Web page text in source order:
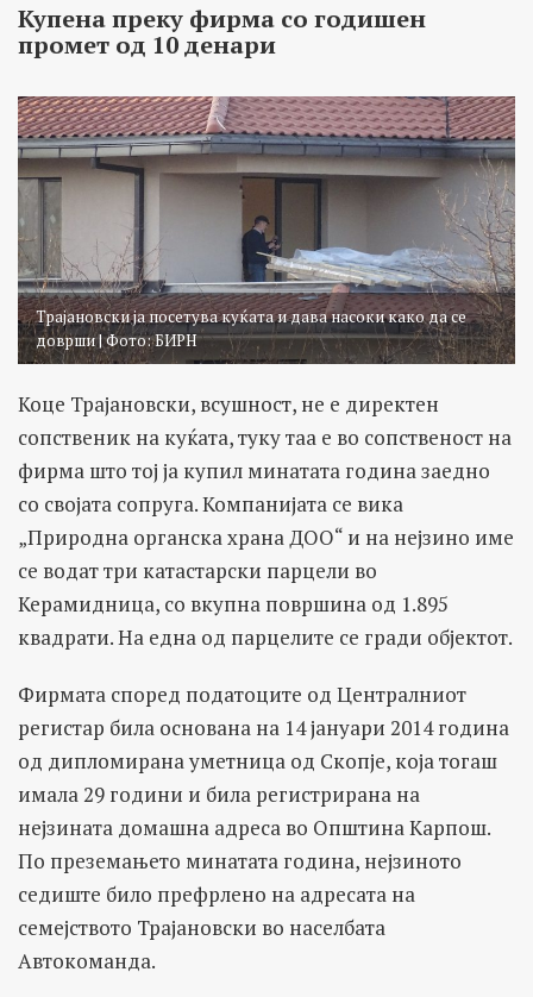
Купена преку фирма со годишен
промет од 10 денари
Трајановски ја посетува куќата и дава насоки како да се
доврши | Фото: БИРН
Коце Трајановски, всушност, не е директен
сопственик на куќата, туку таа е во сопственост на
фирма што тој ја купил минатата година заедно
со својата сопруга. Компанијата се вика
„Природна органска храна ДОО“ и на нејзино име
се водат три катастарски парцели во
Керамидница, со вкупна површина од 1.895
квадрати. На една од парцелите се гради објектот.
Фирмата според податоците од Централниот
регистар била основана на 14 јануари 2014 година
од дипломирана уметница од Скопје, која тогаш
имала 29 години и била регистрирана на
нејзината домашна адреса во Општина Карпош.
По преземањето минатата година, нејзиното
седиште било префрлено на адресата на
семејството Трајановски во населбата
Автокоманда.